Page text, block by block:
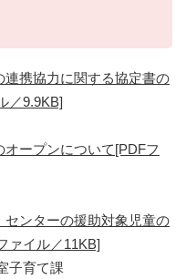
携協力に関する協定書の
／9.9KB]
ープンについて[PDFフ
センターの援助対象児童の
ァイル／11KB]
子育て課